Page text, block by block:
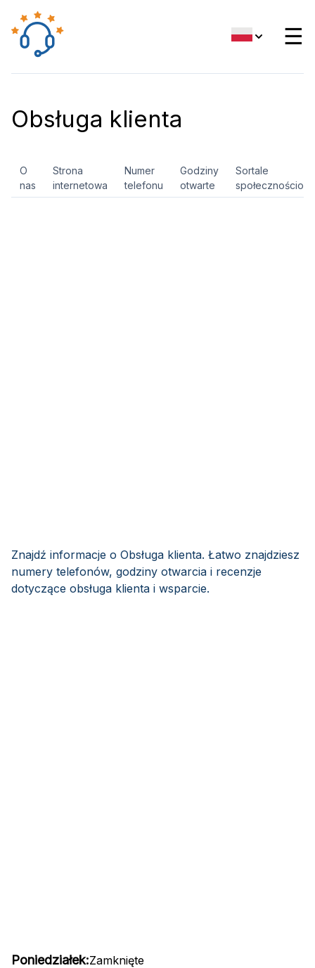
☰
Obsługa klienta
O
nas
Strona
internetowa
Numer
telefonu
Godziny
otwarte
Sortale
Znajdź informacje o Obsługa klienta. Łatwo znajdziesz
numery telefonów, godziny otwarcia i recenzje
dotyczące obsługa klienta i wsparcie.
Poniedziałek:Zamknięte